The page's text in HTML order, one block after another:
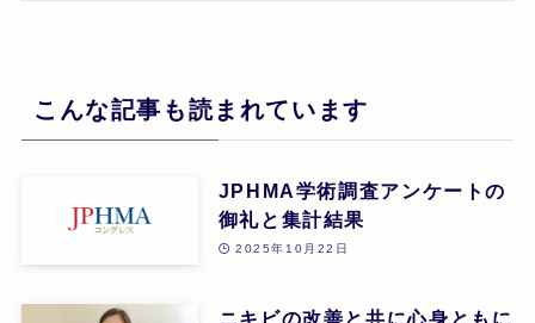
こんな記事も読まれています
JPHMA学術調査アンケートの
御礼と集計結果
2025年10月22日
ニキビの改善と共に心身ともに